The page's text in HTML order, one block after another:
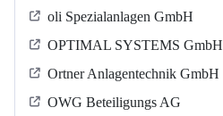
oli Spezialanlagen GmbH
OPTIMAL SYSTEMS GmbH
Ortner Anlagentechnik GmbH
OWG Beteiligungs AG